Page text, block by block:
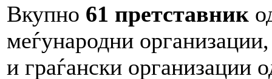
Вкупно 61 претставник
меѓународни
и граѓански организации